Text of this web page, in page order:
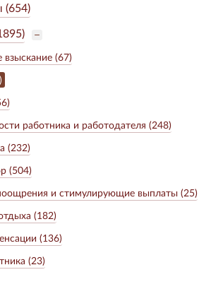
(67)
работника и работодателя (248)
(232)
(504)
и стимулирующие выплаты (25)
(182)
(136)
(23)